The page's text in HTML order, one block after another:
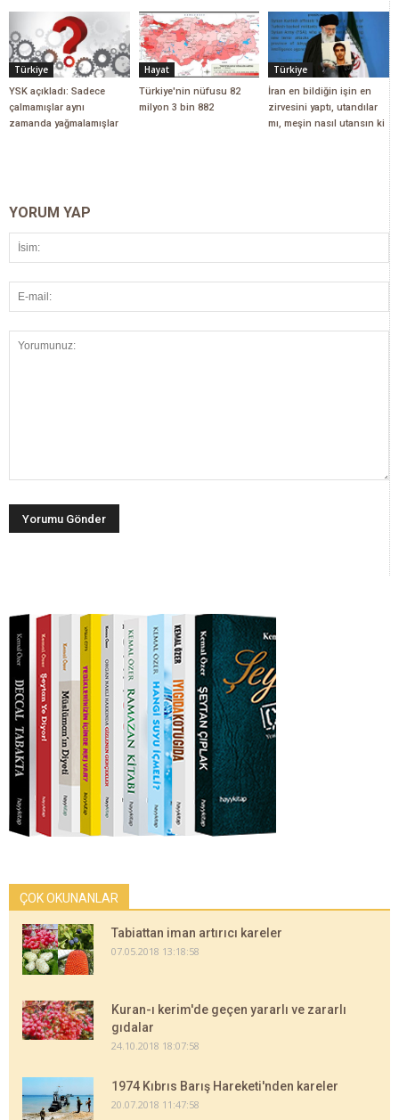
Türkiye
YSK açıkladı: Sadece
çalmamışlar aynı
zamanda yağmalamışlar
Hayat
Türkiye'nin nüfusu 82
milyon 3 bin 882
Türkiye
İran en bildiğin işin en
zirvesini yaptı, utandılar
mı, meşin nasıl utansın ki
YORUM YAP
ÇOK OKUNANLAR
Tabiattan iman artırıcı kareler
07.05.2018 13:18:58
Kuran-ı kerim'de geçen yararlı ve zararlı
gıdalar
24.10.2018 18:07:58
1974 Kıbrıs Barış Hareketi'nden kareler
20.07.2018 11:47:58